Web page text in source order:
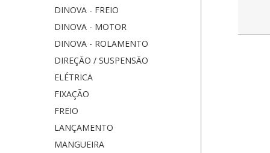
DINOVA - FREIO
DINOVA - MOTOR
DINOVA - ROLAMENTO
DIREÇÃO / SUSPENSÃO
ELÉTRICA
FIXAÇÃO
FREIO
LANÇAMENTO
MANGUEIRA